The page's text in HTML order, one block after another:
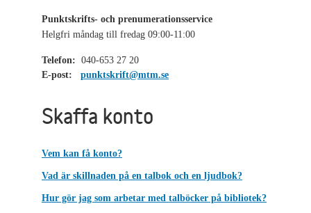
Punktskrifts- och prenumerationsservice
Helgfri måndag till fredag 09:00-11:00
Telefon: 040-653 27 20
E-post:
punktskrift@mtm.se
Skaffa konto
Vem kan få konto?
Vad är skillnaden på en talbok och en ljudbok?
Hur gör jag som arbetar med talböcker på bibliotek?